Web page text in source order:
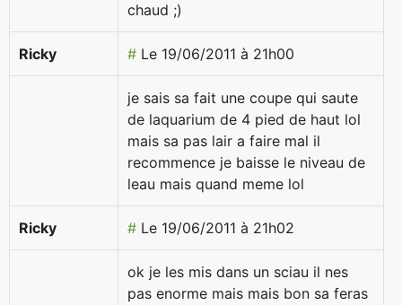
chaud ;)
Ricky # Le 19/06/2011 à 21h00
je sais sa fait une coupe qui saute
de laquarium de 4 pied de haut lol
mais sa pas lair a faire mal il
recommence je baisse le niveau de
leau mais quand meme lol
Ricky # Le 19/06/2011 à 21h02
ok je les mis dans un sciau il nes
pas enorme mais mais bon sa feras